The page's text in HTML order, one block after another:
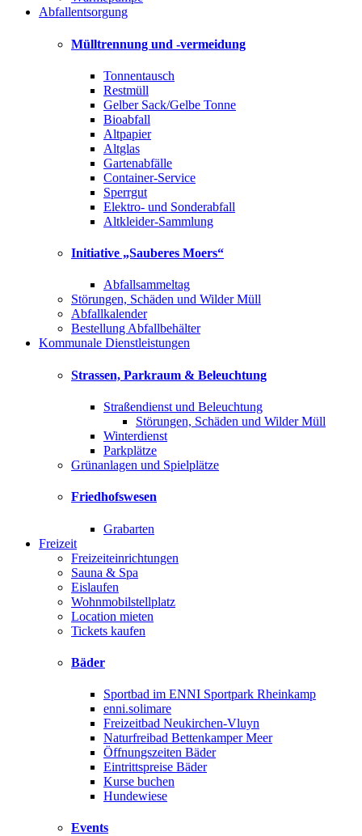
Abfallentsorgung
Mülltrennung und -vermeidung
Tonnentausch
Restmüll
Gelber Sack/Gelbe Tonne
Bioabfall
Altpapier
Altglas
Gartenabfälle
Container-Service
Sperrgut
Elektro- und Sonderabfall
Altkleider-Sammlung
Initiative „Sauberes Moers“
Abfallsammeltag
Störungen, Schäden und Wilder Müll
Abfallkalender
Bestellung Abfallbehälter
Kommunale Dienstleistungen
Strassen, Parkraum & Beleuchtung
Straßendienst und Beleuchtung
Störungen, Schäden und Wilder Müll
Winterdienst
Parkplätze
Grünanlagen und Spielplätze
Friedhofswesen
Grabarten
Freizeit
Freizeiteinrichtungen
Sauna & Spa
Eislaufen
Wohnmobilstellplatz
Location mieten
Tickets kaufen
Bäder
Sportbad im ENNI Sportpark Rheinkamp
enni.solimare
Freizeitbad Neukirchen-Vluyn
Naturfreibad Bettenkamper Meer
Öffnungszeiten Bäder
Eintrittspreise Bäder
Kurse buchen
Hundewiese
Events